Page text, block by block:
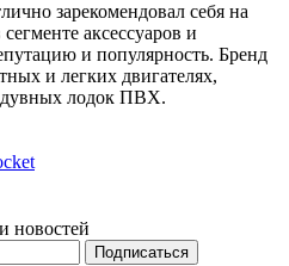
зарекомендовал себя на
аксессуаров и
и популярность. Бренд
и легких двигателях,
лодок ПВХ.
новостей
Подписаться